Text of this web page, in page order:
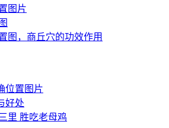
图片
图，商丘穴的功效作用
位置图片
好处
里 胜吃老母鸡